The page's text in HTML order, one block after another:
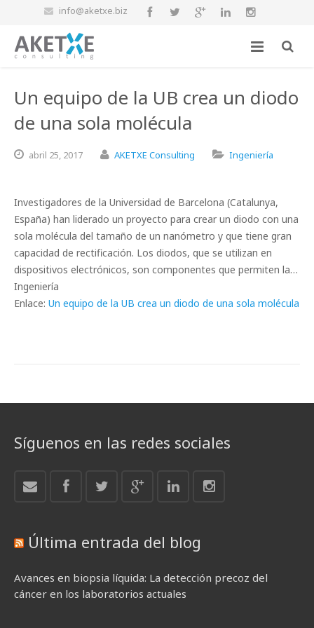
info@aketxe.biz
Un equipo de la UB crea un diodo
de una sola molécula
abril 25, 2017 AKETXE Consulting Ingeniería
Investigadores de la Universidad de Barcelona (Catalunya,
España) han liderado un proyecto para crear un diodo con una
sola molécula del tamaño de un nanómetro y que tiene gran
capacidad de rectificación. Los diodos, que se utilizan en
dispositivos electrónicos, son componentes que permiten la…
Ingeniería
Enlace: Un equipo de la UB crea un diodo de una sola molécula
Síguenos en las redes sociales
Última entrada del blog
Avances en biopsia líquida: La detección precoz del
cáncer en los laboratorios actuales